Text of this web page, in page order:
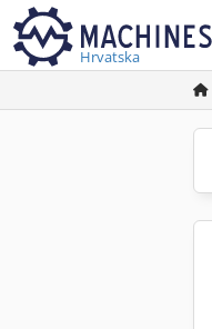
Hrvatska